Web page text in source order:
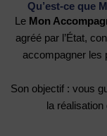
Qu’est-ce que
Le Mon
agréé par l’État,
accompagner les
Son objectif : vous
la